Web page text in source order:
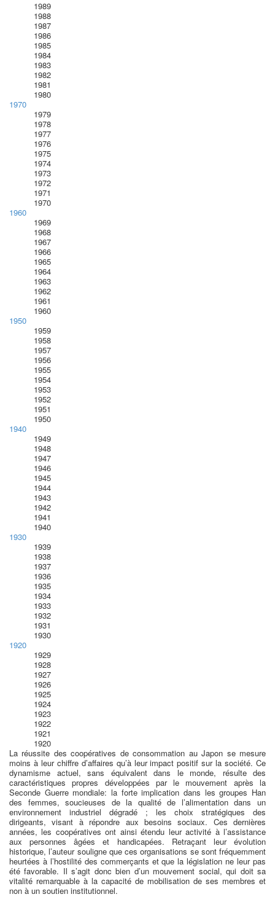
1989
1988
1987
1986
1985
1984
1983
1982
1981
1980
1970
1979
1978
1977
1976
1975
1974
1973
1972
1971
1970
1960
1969
1968
1967
1966
1965
1964
1963
1962
1961
1960
1950
1959
1958
1957
1956
1955
1954
1953
1952
1951
1950
1940
1949
1948
1947
1946
1945
1944
1943
1942
1941
1940
1930
1939
1938
1937
1936
1935
1934
1933
1932
1931
1930
1920
1929
1928
1927
1926
1925
1924
1923
1922
1921
1920
La réussite des coopératives de consommation au Japon se mesure
moins à leur chiffre d’affaires qu’à leur impact positif sur la société. Ce
dynamisme actuel, sans équivalent dans le monde, résulte des
caractéristiques propres développées par le mouvement après la
Seconde Guerre mondiale: la forte implication dans les groupes Han
des femmes, soucieuses de la qualité de l’alimentation dans un
environnement industriel dégradé ; les choix stratégiques des
dirigeants, visant à répondre aux besoins sociaux. Ces dernières
années, les coopératives ont ainsi étendu leur activité à l’assistance
aux personnes âgées et handicapées. Retraçant leur évolution
historique, l’auteur souligne que ces organisations se sont fréquemment
heurtées à l’hostilité des commerçants et que la législation ne leur pas
été favorable. Il s’agit donc bien d’un mouvement social, qui doit sa
vitalité remarquable à la capacité de mobilisation de ses membres et
non à un soutien institutionnel.